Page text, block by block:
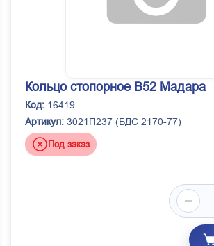
Кольцо стопорное В52 Мадара
Код: 16419
Артикул: 3021П237 (БДС 2170-77)
Под заказ